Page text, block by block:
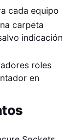
cada equipo
carpeta
indicación
roles
en